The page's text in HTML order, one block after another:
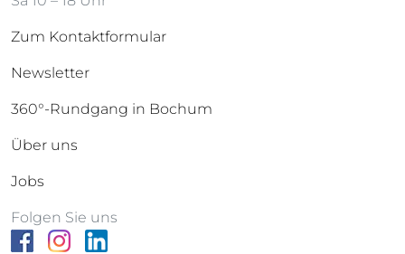
Zum Kontaktformular
Newsletter
360°-Rundgang in Bochum
Über uns
Jobs
Folgen Sie uns